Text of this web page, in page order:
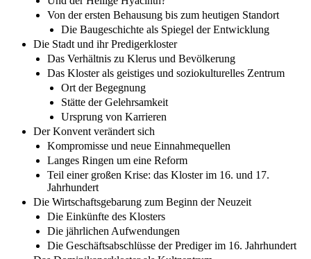
Von der ersten Behausung bis zum heutigen Standort
Die Baugeschichte als Spiegel der Entwicklung
Die Stadt und ihr Predigerkloster
Das Verhältnis zu Klerus und Bevölkerung
Das Kloster als geistiges und soziokulturelles Zentrum
Ort der Begegnung
Stätte der Gelehrsamkeit
Ursprung von Karrieren
Der Konvent verändert sich
Kompromisse und neue Einnahmequellen
Langes Ringen um eine Reform
Teil einer großen Krise: das Kloster im 16. und 17.
Jahrhundert
Die Wirtschaftsgebarung zum Beginn der Neuzeit
Die Einkünfte des Klosters
Die jährlichen Aufwendungen
Die Geschäftsabschlüsse der Prediger im 16. Jahrhundert